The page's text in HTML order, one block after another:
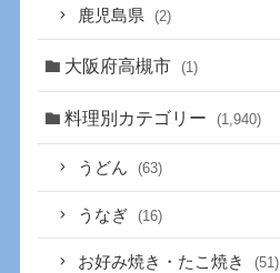
鹿児島県 (2)
大阪府高槻市 (1)
料理別カテゴリー (1,940)
うどん (63)
うなぎ (16)
お好み焼き・たこ焼き (51)